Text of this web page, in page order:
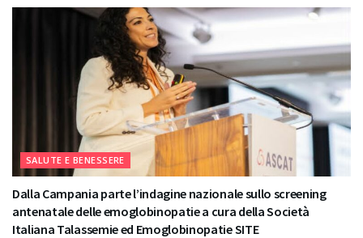
SALUTE E BENESSERE
Dalla Campania parte l’indagine nazionale sullo screening
antenatale delle emoglobinopatie a cura della Società
Italiana Talassemie ed Emoglobinopatie SITE